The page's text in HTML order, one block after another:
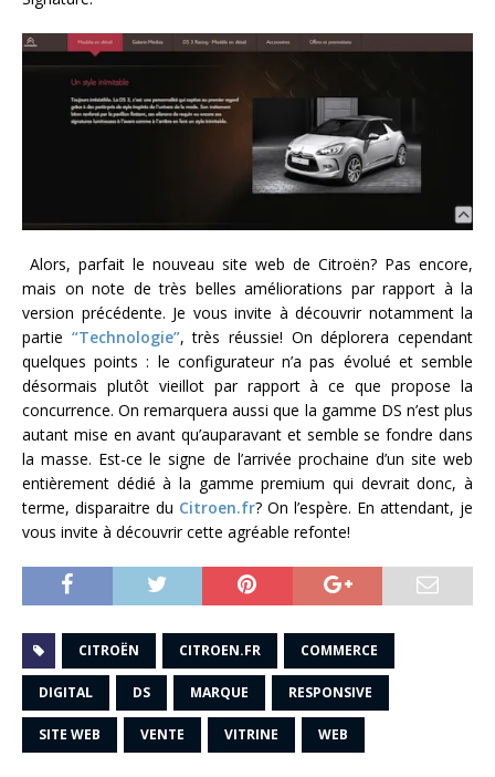
Alors, parfait le nouveau site web de Citroën? Pas encore,
mais on note de très belles améliorations par rapport à la
version précédente. Je vous invite à découvrir notamment la
partie “Technologie”, très réussie! On déplorera cependant
quelques points : le configurateur n’a pas évolué et semble
désormais plutôt vieillot par rapport à ce que propose la
concurrence. On remarquera aussi que la gamme DS n’est plus
autant mise en avant qu’auparavant et semble se fondre dans
la masse. Est-ce le signe de l’arrivée prochaine d’un site web
entièrement dédié à la gamme premium qui devrait donc, à
terme, disparaitre du Citroen.fr? On l’espère. En attendant, je
vous invite à découvrir cette agréable refonte!
CITROËN CITROEN.FR COMMERCE
DIGITAL DS MARQUE RESPONSIVE
SITE WEB VENTE VITRINE WEB